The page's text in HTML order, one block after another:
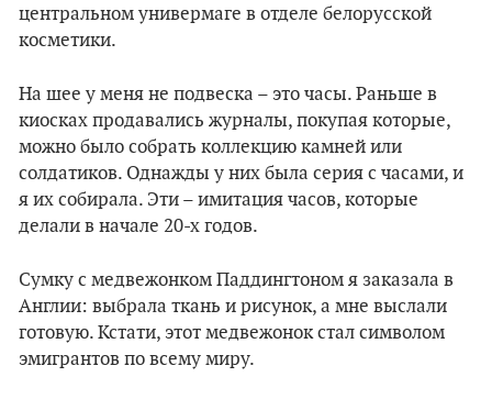
центральном универмаге в отделе белорусской
косметики.
На шее у меня не подвеска – это часы. Раньше в
киосках продавались журналы, покупая которые,
можно было собрать коллекцию камней или
солдатиков. Однажды у них была серия с часами, и
я их собирала. Эти – имитация часов, которые
делали в начале 20-х годов.
Сумку с медвежонком Паддингтоном я заказала в
Англии: выбрала ткань и рисунок, а мне выслали
готовую. Кстати, этот медвежонок стал символом
эмигрантов по всему миру.